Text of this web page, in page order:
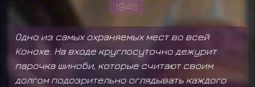
19:46
Одно из самых охраняемых мест во всей
Конохе. На входе круглосуточно дежурит
парочка шиноби, которые считают своим
долгом подозрительно оглядывать каждого